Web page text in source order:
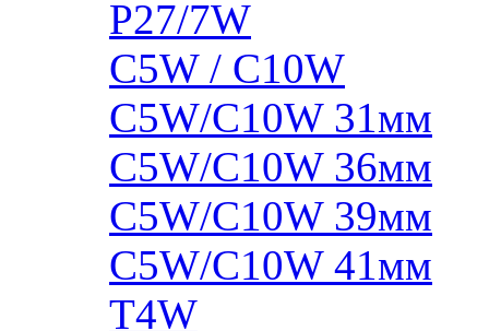
P27/7W
C5W / C10W
C5W/C10W 31мм
C5W/C10W 36мм
C5W/C10W 39мм
C5W/C10W 41мм
T4W